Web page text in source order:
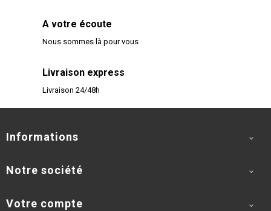
A votre écoute
Nous sommes là pour vous
Livraison express
Livraison 24/48h
Informations 
Notre société 
Votre compte 